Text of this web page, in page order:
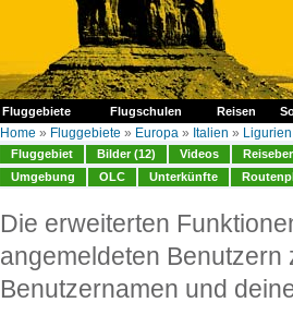
Fluggebiete Flugschulen Reisen
Home » Fluggebiete » Europa » Italien » Ligurien
Fluggebiet Bilder (12) Videos
Umgebung
OLC Unterkünfte
Die erweiterten
angemeldeten Benutzern
Benutzernamen und